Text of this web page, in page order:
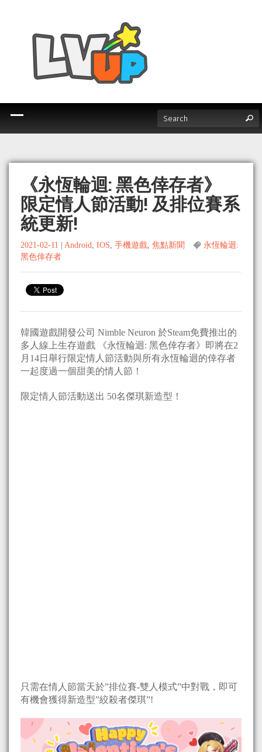
《永恆輪迴: 黑色倖存者》
限定情人節活動! 及排位賽系
統更新!
2021-02-11 Android, IOS, 手機遊戲, 焦點新聞
永恆輪迴:
黑色倖存者
韓國遊戲開發公司 Nimble Neuron 於Steam免費推出的
多人線上生存遊戲 《永恆輪迴: 黑色倖存者》即將在2
月14日舉行限定情人節活動與所有永恆輪迴的倖存者
一起度過一個甜美的情人節！
限定情人節活動送出 50名傑琪新造型！
只需在情人節當天於”排位賽-雙人模式”中對戰，即可
有機會獲得新造型”絞殺者傑琪”!